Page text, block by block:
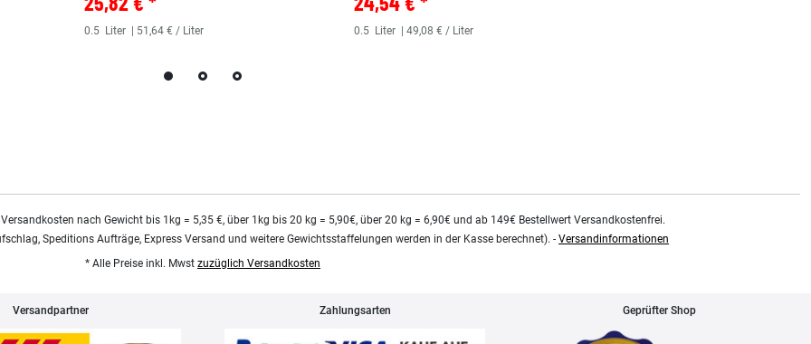
0.5 Liter | 51,64 € / Liter 0.5 Liter | 49,08 € / Liter
nach Gewicht bis 1kg = 5,35 €, über 1kg bis 20 kg = 5,90€, über 20 kg = 6,90€ und ab 149€ Bestellwert Versandkostenfrei.
Speditions Aufträge, Express Versand und weitere Gewichtsstaffelungen werden in der Kasse berechnet). - Versandinformationen
* Alle Preise inkl. Mwst zuzüglich Versandkosten
Versandpartner Zahlungsarten Geprüfter Shop